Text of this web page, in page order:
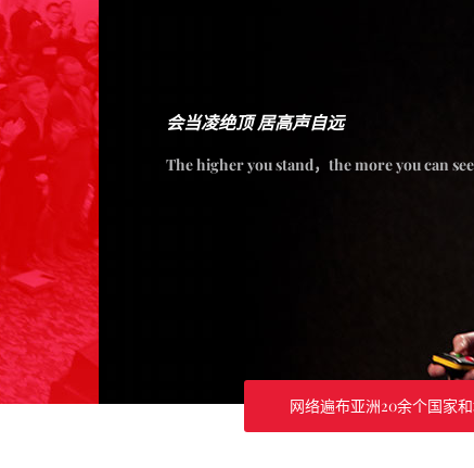
会当凌绝顶 居高声自远
The higher you stand，the more you can see
网络遍布亚洲20余个国家